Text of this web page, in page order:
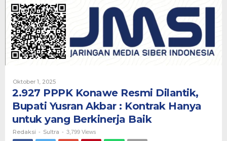
Dilantik,
Yusran
Akbar
:
Kontrak
Berkinerja
Baik
Oktober 1, 2025Oleh
2.927 PPPK Konawe Resmi Dilantik,
Bupati Yusran Akbar : Kontrak Hanya
untuk yang Berkinerja Baik
Redaksi - Sultra - 3,799 Views